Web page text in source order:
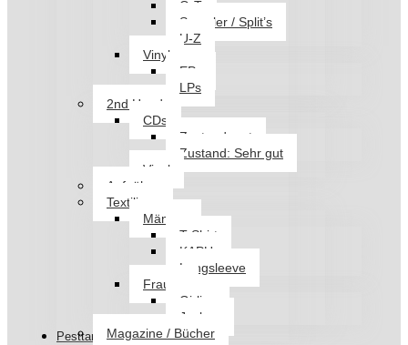
Q-T
Sampler / Split’s
U-Z
Vinyl
EPs
LPs
2nd Hand
CDs
Zustand: gut
Zustand: Sehr gut
Vinyl
Aufnäher
Textilien
Männer
T-Shirt
KAPU
Longsleeve
Frauen
Girlies
Jacken
Magazine / Bücher
Pesttanz